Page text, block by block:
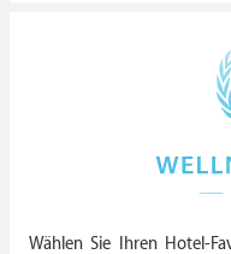
Wählen Sie Ihren Hotel-